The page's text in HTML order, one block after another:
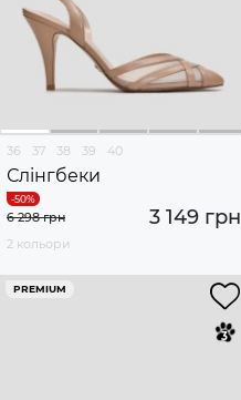
36 37 38 39 40
Слінгбеки
3 149 грн
6 298 грн
2 кольори
PREMIUM